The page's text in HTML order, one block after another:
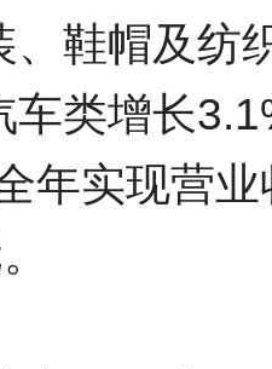
、鞋帽及纺
车类增长
年实现营